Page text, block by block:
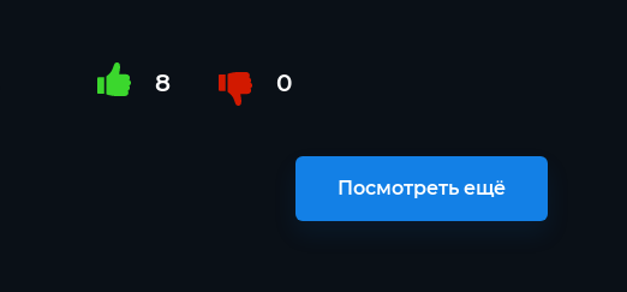
8 0
Посмотреть ещё